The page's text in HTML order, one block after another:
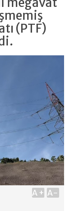
(PTF)
A+ A-